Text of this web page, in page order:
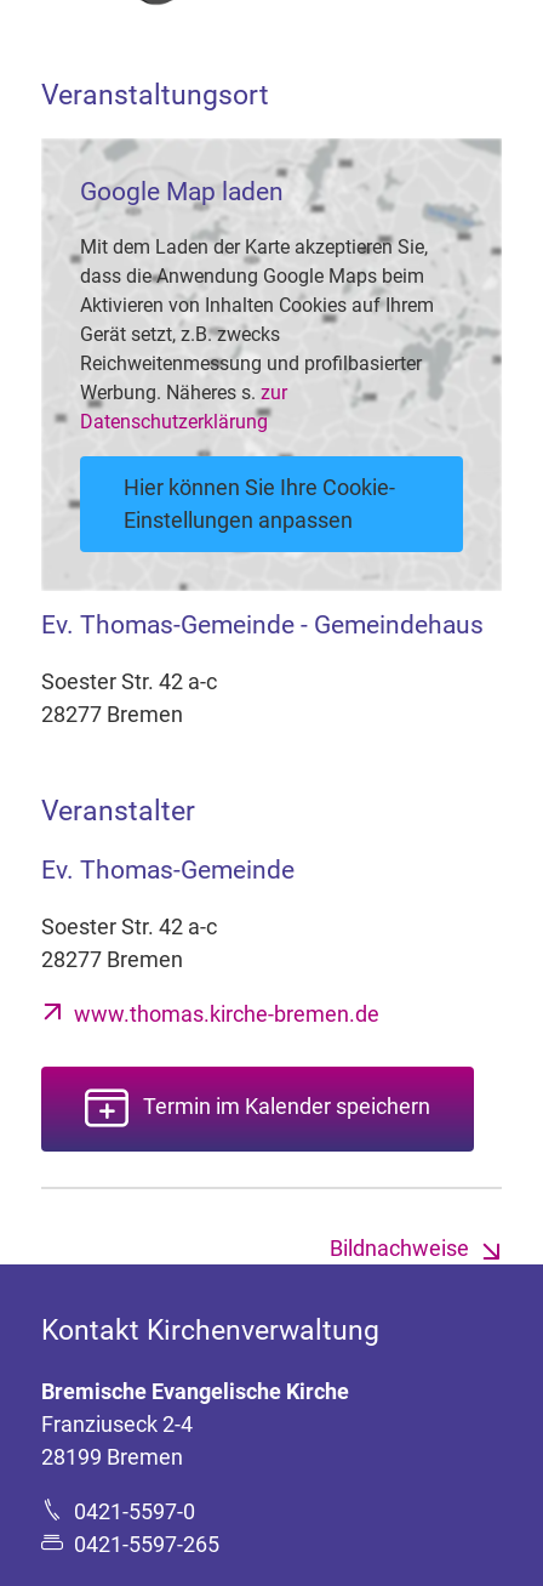
Veranstaltungsort
Google Map laden
Mit dem Laden der Karte akzeptieren Sie,
dass die Anwendung Google Maps beim
Aktivieren von Inhalten Cookies auf Ihrem
Gerät setzt, z.B. zwecks
Reichweitenmessung und profilbasierter
Werbung. Näheres s. zur
Datenschutzerklärung
Hier können Sie Ihre Cookie-
Einstellungen anpassen
Ev. Thomas-Gemeinde - Gemeindehaus
Soester Str. 42 a-c
28277 Bremen
Veranstalter
Ev. Thomas-Gemeinde
Soester Str. 42 a-c
28277 Bremen
www.thomas.kirche-bremen.de
Termin im Kalender speichern
Bildnachweise
Kontakt Kirchenverwaltung
Bremische Evangelische Kirche
Franziuseck 2-4
28199 Bremen
0421-5597-0
0421-5597-265